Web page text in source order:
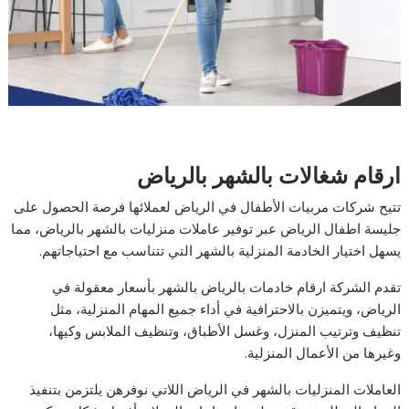
ارقام شغالات بالشهر بالرياض
تتيح شركات مربيات الأطفال في الرياض لعملائها فرصة الحصول على
جليسة اطفال الرياض عبر توفير عاملات منزليات بالشهر بالرياض، مما
يسهل اختيار الخادمة المنزلية بالشهر التي تتناسب مع احتياجاتهم.
تقدم الشركة ارقام خادمات بالرياض بالشهر بأسعار معقولة في
الرياض، ويتميزن بالاحترافية في أداء جميع المهام المنزلية، مثل
تنظيف وترتيب المنزل، وغسل الأطباق، وتنظيف الملابس وكيها،
وغيرها من الأعمال المنزلية.
العاملات المنزليات بالشهر في الرياض اللاتي نوفرهن يلتزمن بتنفيذ